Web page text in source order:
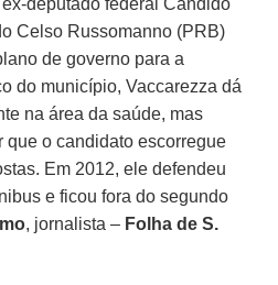
Celso Russomanno (PRB)
de governo para a
do município, Vaccarezza dá
na área da saúde, mas
que o candidato escorregue
Em 2012, ele defendeu
e ficou fora do segundo
, jornalista – Folha de S.